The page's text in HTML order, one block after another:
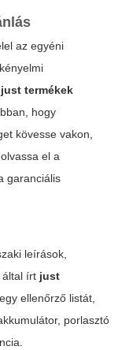
az egyéni
just termékek
hogy
kövesse vakon,
el a
garanciális
leírások,
által írt just
ellenőrző listát,
porlasztó